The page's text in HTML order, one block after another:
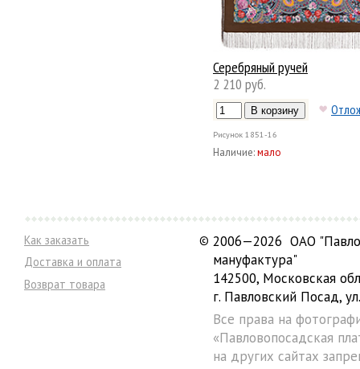
Серебряный ручей
2 210 руб.
Рисунок 1851-16
Наличие:мало
Как заказать
Доставка и оплата
Возврат товара
© 2006—2026 ОАО
мануфактура"
142500, Московская
г. Павловский Посад,
Все права на
«Павловопосадская
на других сайтах